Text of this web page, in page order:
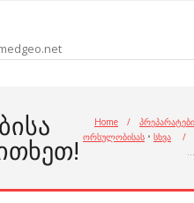
Home /
პრეპარატები
ორსულობისას • სხვა
/
…